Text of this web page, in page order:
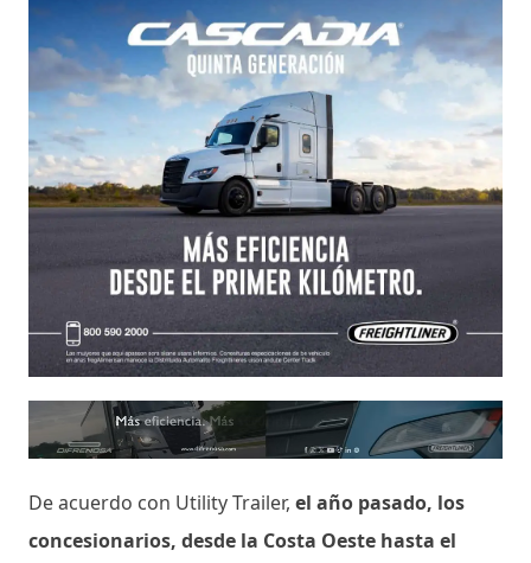
De acuerdo con Utility Trailer, el año pasado, los
concesionarios, desde la Costa Oeste hasta el